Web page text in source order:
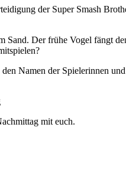
der Super Smash
Sand. Der frühe Vogel fängt
Namen der Spielerinnen
mit euch.